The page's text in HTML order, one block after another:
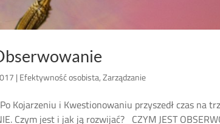
| Efektywność osobista,Zarządzanie
Kojarzeniu i Kwestionowaniu przyszedł czas na
Czym jest i jak ją rozwijać? CZYM JEST